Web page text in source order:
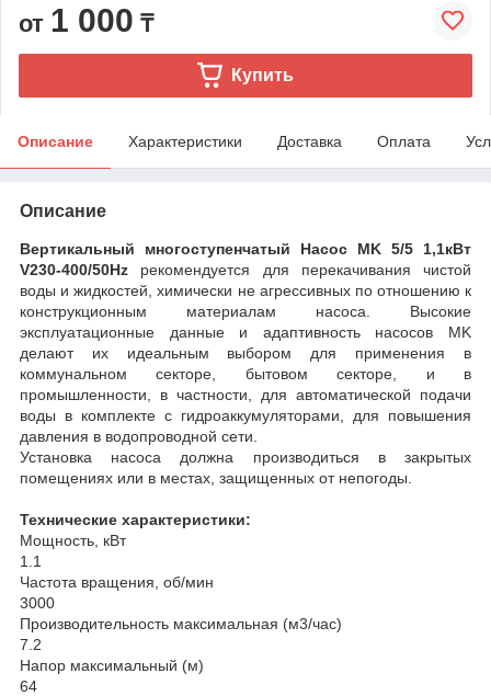
от 1 000 ₸
Купить
Описание Характеристики Доставка Оплата
Описание
Вертикальный многоступенчатый Насос MK 5/5 1,1кВт
V230-400/50Hz рекомендуется для перекачивания чистой
воды и жидкостей, химически не агрессивных по отношению к
конструкционным материалам насоса. Высокие
эксплуатационные данные и адаптивность насосов MK
делают их идеальным выбором для применения в
коммунальном секторе, бытовом секторе, и в
промышленности, в частности, для автоматической подачи
воды в комплекте с гидроаккумуляторами, для повышения
давления в водопроводной сети.
Установка насоса должна производиться в закрытых
помещениях или в местах, защищенных от непогоды.
Технические характеристики:
Мощность, кВт
1.1
Частота вращения, об/мин
3000
Производительность максимальная (м3/час)
7.2
Напор максимальный (м)
64